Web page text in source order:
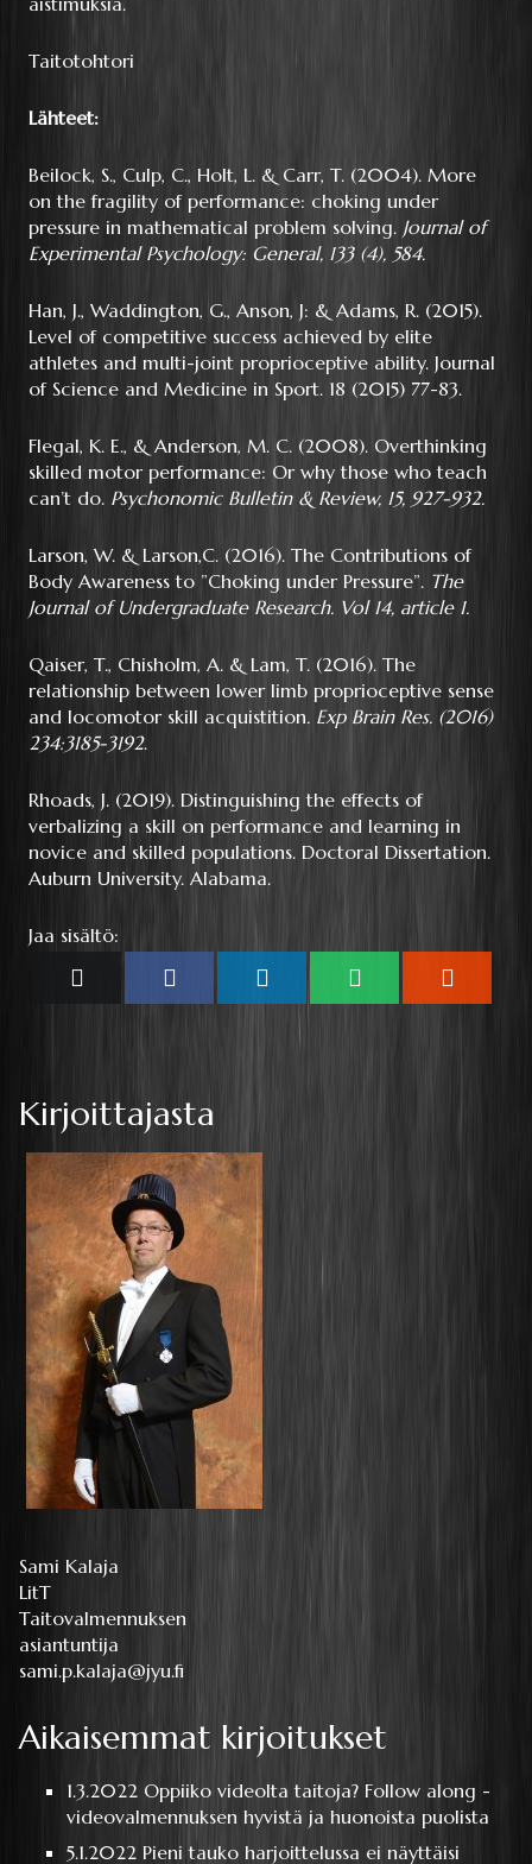
Taitotohtori
Lähteet:
Beilock, S., Culp, C., Holt, L. & Carr, T. (2004). More
on the fragility of performance: choking under
pressure in mathematical problem solving. Journal of
Experimental Psychology: General, 133 (4), 584.
Han, J., Waddington, G., Anson, J: & Adams, R. (2015).
Level of competitive success achieved by elite
athletes and multi-joint proprioceptive ability. Journal
of Science and Medicine in Sport. 18 (2015) 77-83.
Flegal, K. E., & Anderson, M. C. (2008). Overthinking
skilled motor performance: Or why those who teach
can’t do. Psychonomic Bulletin & Review, 15, 927-932.
Larson, W. & Larson,C. (2016). The Contributions of
Body Awareness to ”Choking under Pressure”. The
Journal of Undergraduate Research. Vol 14, article 1.
Qaiser, T., Chisholm, A. & Lam, T. (2016). The
relationship between lower limb proprioceptive sense
and locomotor skill acquistition. Exp Brain Res. (2016)
234:3185-3192.
Rhoads, J. (2019). Distinguishing the effects of
verbalizing a skill on performance and learning in
novice and skilled populations. Doctoral Dissertation.
Auburn University. Alabama.
Jaa sisältö:
Facebook LinkedIn WhatsApp
Kirjoittajasta
Sami Kalaja
LitT
Taitovalmennuksen
asiantuntija
sami.p.kalaja@jyu.fi
Aikaisemmat kirjoitukset
1.3.2022 Oppiiko videolta taitoja? Follow along -
videovalmennuksen hyvistä ja huonoista puolista
5.1.2022 Pieni tauko harjoittelussa ei näyttäisi